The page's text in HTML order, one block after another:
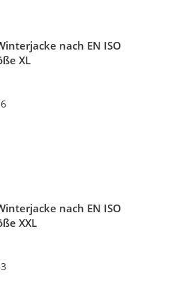
nach EN ISO
XL
nach EN ISO
XXL